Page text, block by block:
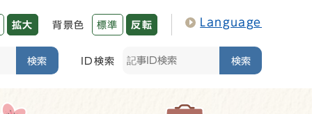
拡大 背景色 標準 反転 Language
検索 ID検索 検索